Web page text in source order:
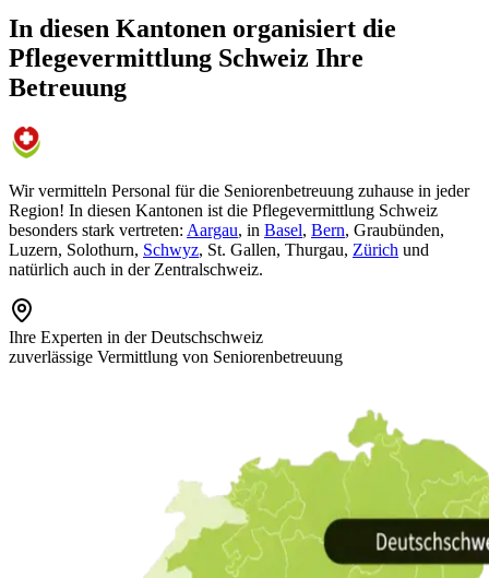
In diesen Kantonen organisiert die
Pflegevermittlung Schweiz Ihre
Betreuung
Wir vermitteln Personal für die Seniorenbetreuung zuhause in jeder
Region! In diesen Kantonen ist die Pflegevermittlung Schweiz
besonders stark vertreten: Aargau, in Basel, Bern, Graubünden,
Luzern, Solothurn, Schwyz, St. Gallen, Thurgau, Zürich und
natürlich auch in der Zentralschweiz.
Ihre Experten in der Deutschschweiz
zuverlässige Vermittlung von Seniorenbetreuung